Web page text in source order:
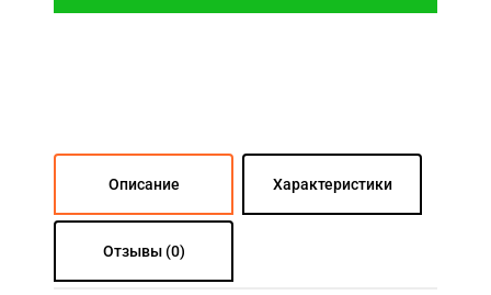
Описание Характеристики
Отзывы (0)